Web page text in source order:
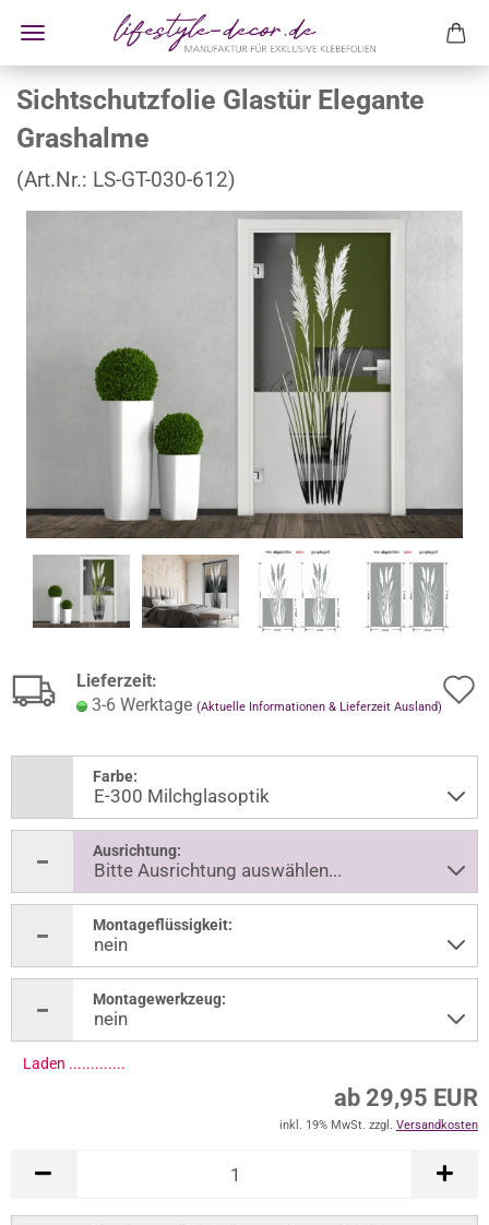
Sichtschutzfolie Glastür Elegante
Grashalme
(Art.Nr.: LS-GT-030-612)
Lieferzeit:
3-6 Werktage (Aktuelle Informationen & Lieferzeit Ausland)
Farbe:
Ausrichtung:
Montageflüssigkeit:
Montagewerkzeug:
Laden ..............
ab 29,95 EUR
inkl. 19% MwSt. zzgl. Versandkosten